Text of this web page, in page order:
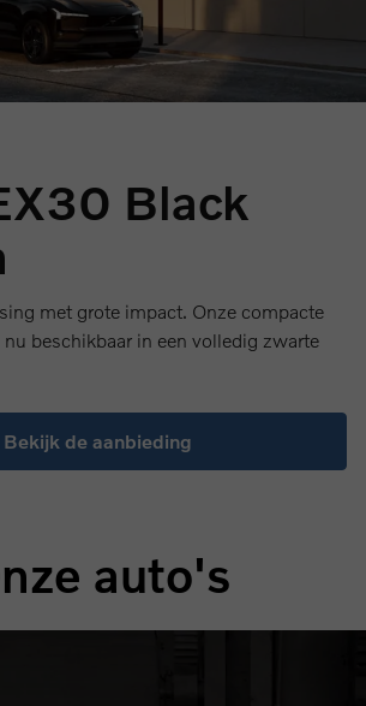
Black
met grote impact. Onze compacte
beschikbaar in een volledig zwarte
Bekijk de aanbieding
auto's